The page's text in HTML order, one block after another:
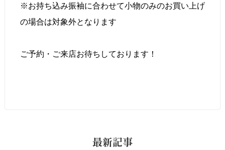
※お持ち込み振袖に合わせて小物のみのお買い上げ
の場合は対象外となります
ご予約・ご来店お待ちしております！
最新記事